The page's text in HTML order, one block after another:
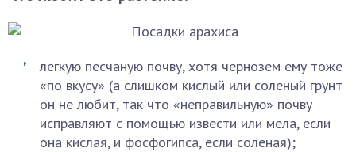
легкую песчаную почву, хотя чернозем ему тоже
«по вкусу» (а слишком кислый или соленый грунт
он не любит, так что «неправильную» почву
исправляют с помощью извести или мела, если
она кислая, и фосфогипса, если соленая);